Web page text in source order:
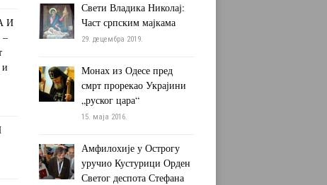
И
Свети Владика Николај:
Част српским мајкама
29. децембра 2019.
Монах из Одесе пред
смрт прорекао Украјини
„руског цара“
15. маја 2016.
Амфилохије у Острогу
уручио Кустурици Орден
Светог деспота Стефана